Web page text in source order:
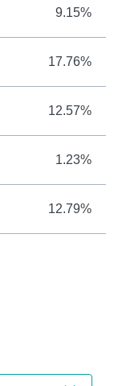
9.15%
17.76%
12.57%
1.23%
12.79%